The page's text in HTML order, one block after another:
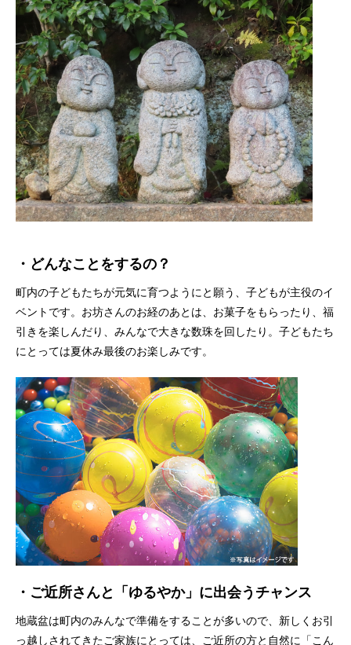
・ どんなことをするの？
町内の子どもたちが元気に育つようにと願う、子どもが主役のイ
ベントです。お坊さんのお経のあとは、お菓子をもらったり、福
引きを楽しんだり、みんなで大きな数珠を回したり。子どもたち
にとっては夏休み最後のお楽しみです。
・ ご近所さんと「ゆるやか」に出会うチャンス
地蔵盆は町内のみんなで準備をすることが多いので、新しくお引
っ越しされてきたご家族にとっては、ご近所の方と自然に「こん